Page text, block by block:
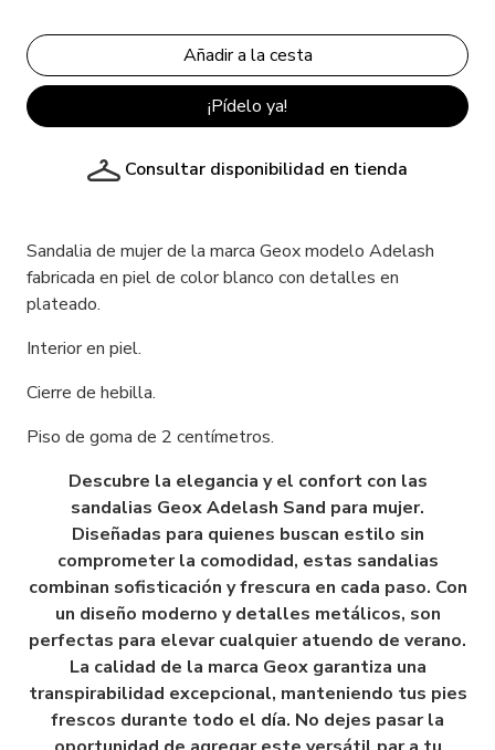
¡Pídelo ya!
Consultar disponibilidad en tienda
Sandalia de mujer de la marca Geox modelo Adelash
fabricada en piel de color blanco con detalles en
plateado.
Interior en piel.
Cierre de hebilla.
Piso de goma de 2 centímetros.
Descubre la elegancia y el confort con las
sandalias Geox Adelash Sand para mujer.
Diseñadas para quienes buscan estilo sin
comprometer la comodidad, estas sandalias
combinan sofisticación y frescura en cada paso. Con
un diseño moderno y detalles metálicos, son
perfectas para elevar cualquier atuendo de verano.
La calidad de la marca Geox garantiza una
transpirabilidad excepcional, manteniendo tus pies
frescos durante todo el día. No dejes pasar la